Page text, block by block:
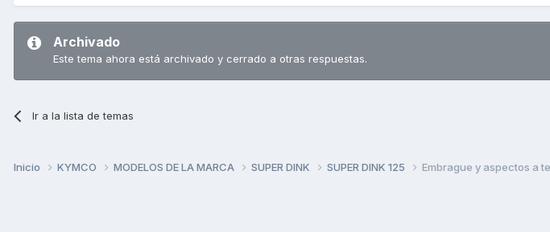
Archivado
Este tema ahora está archivado y cerrado a otras respuestas.
Ir a la lista de temas
Inicio KYMCO MODELOS DE LA MARCA SUPER DINK SUPER DINK 125 Embrague y aspectos a